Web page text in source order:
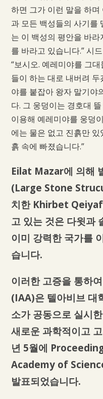
하면 그가 이런 말을 하
과 모든 백성들의 사기를
는 이 백성의 평안을 바
를 바라고 있습니다.” 시
“보시오. 예레미야를 그
들이 하는 대로 내버려 두
야를 붙잡아 왕자 말기야
다. 그 웅덩이는 경호대
이용해 예레미야를 웅덩
에는 물은 없고 진흙만
흙 속에 빠졌습니다.”
Eilat Mazar에 의해
(Large Stone
치한 Khirbet
고 있는 것은 다윗과
이미 강력한 국가를
습니다.
이러한 고증을 통하
(IAA)은 텔아비브 대
소가 공동으로 실시
새로운 과학적이고
년 5월에
Academy of
발표되었습니다.